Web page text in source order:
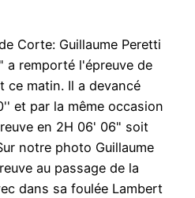
Corte: Guillaume Peretti
a remporté l'épreuve de
ce matin. Il a devancé
et par la même occasion
en 2H 06' 06" soit
notre photo Guillaume
au passage de la
dans sa foulée Lambert